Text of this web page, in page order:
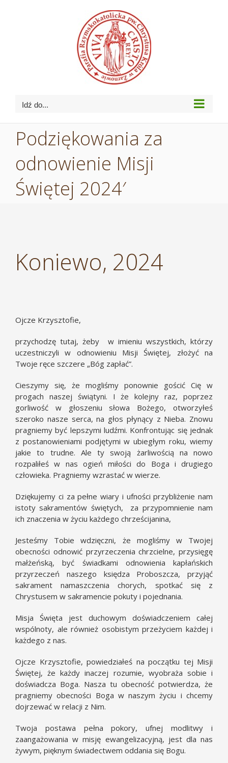
Idź do...
Podziękowania za
odnowienie Misji
Świętej 2024′
Koniewo, 2024
Ojcze Krzysztofie,
przychodzę tutaj, żeby w imieniu wszystkich, którzy
uczestniczyli w odnowieniu Misji Świętej, złożyć na
Twoje ręce szczere „Bóg zapłać”.
Cieszymy się, że mogliśmy ponownie gościć Cię w
progach naszej świątyni. I że kolejny raz, poprzez
gorliwość w głoszeniu słowa Bożego, otworzyłeś
szeroko nasze serca, na głos płynący z Nieba. Znowu
pragniemy być lepszymi ludźmi. Konfrontując się jednak
z postanowieniami podjętymi w ubiegłym roku, wiemy
jakie to trudne. Ale ty swoją żarliwością na nowo
rozpaliłeś w nas ogień miłości do Boga i drugiego
człowieka. Pragniemy wzrastać w wierze.
Dziękujemy ci za pełne wiary i ufności przybliżenie nam
istoty sakramentów świętych, za przypomnienie nam
ich znaczenia w życiu każdego chrześcijanina,
Jesteśmy Tobie wdzięczni, że mogliśmy w Twojej
obecności odnowić przyrzeczenia chrzcielne, przysięgę
małżeńską, być świadkami odnowienia kapłańskich
przyrzeczeń naszego księdza Proboszcza, przyjąć
sakrament namaszczenia chorych, spotkać się z
Chrystusem w sakramencie pokuty i pojednania.
Misja Święta jest duchowym doświadczeniem całej
wspólnoty, ale również osobistym przeżyciem każdej i
każdego z nas.
Ojcze Krzysztofie, powiedziałeś na początku tej Misji
Świętej, że każdy inaczej rozumie, wyobraża sobie i
doświadcza Boga. Nasza tu obecność potwierdza, że
pragniemy obecności Boga w naszym życiu i chcemy
dojrzewać w relacji z Nim.
Twoja postawa pełna pokory, ufnej modlitwy i
zaangażowania w misję ewangelizacyjną, jest dla nas
żywym, pięknym świadectwem oddania się Bogu.